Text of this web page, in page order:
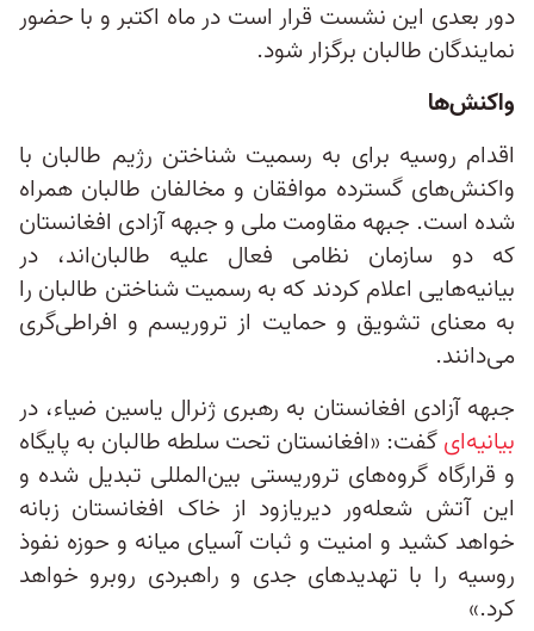
دور بعدی این نشست قرار است در ماه اکتبر و با حضور
نمایندگان طالبان برگزار شود.
واکنش‌ها
اقدام روسیه برای به رسمیت شناختن رژیم طالبان با
واکنش‌های گسترده‌ موافقان و مخالفان طالبان همراه
شده است. جبهه مقاومت ملی و جبهه آزادی افغانستان
که دو سازمان نظامی فعال علیه طالبان‌اند، در
بیانیه‌هایی اعلام کردند که به رسمیت شناختن طالبان را
به معنای تشویق و حمایت از تروریسم و افراطی‌گری
می‌دانند.
جبهه آزادی افغانستان به رهبری ژنرال یاسین ضیاء، در
بیانیه‌ایگفت: «افغانستان تحت سلطه طالبان به پایگاه
و قرارگاه گروه‌های تروریستی بین‌المللی تبدیل شده و
این آتش شعله‌ور دیریازود از خاک افغانستان زبانه
خواهد کشید و امنیت و ثبات آسیای میانه و حوزه نفوذ
روسیه را با تهدیدهای جدی و راهبردی روبرو خواهد
کرد.»